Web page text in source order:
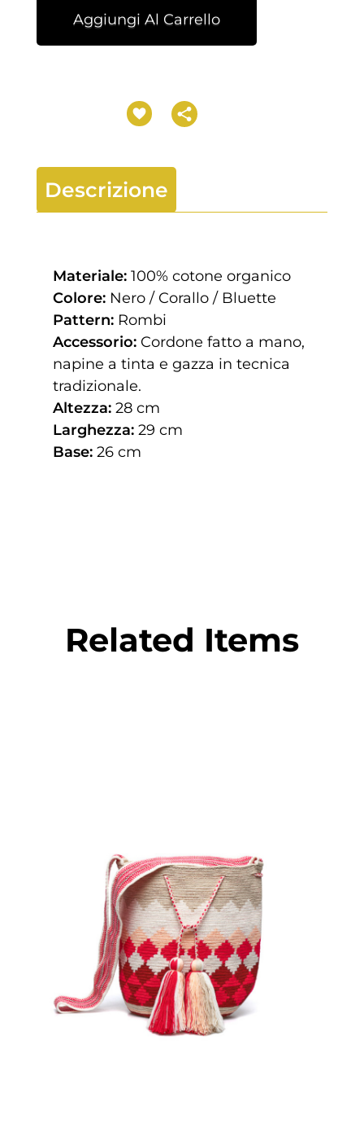
Aggiungi Al Carrello
Descrizione
Materiale: 100% cotone organico
Colore: Nero / Corallo / Bluette
Pattern: Rombi
Accessorio: Cordone fatto a mano,
napine a tinta e gazza in tecnica
tradizionale.
Altezza: 28 cm
Larghezza: 29 cm
Base: 26 cm
Related Items
€110.00
Aggiungi